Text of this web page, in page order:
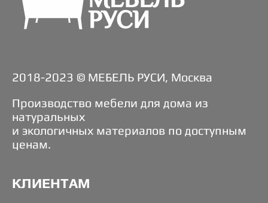
2018-2023 © МЕБЕЛЬ РУСИ, Москва
Производство мебели для дома из
натуральных
и экологичных материалов по доступным
ценам.
КЛИЕНТАМ